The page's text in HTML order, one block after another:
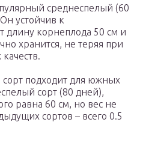
среднеспелый (60
устойчив к
длину корнеплода 50 см и
хранится, не теряя при
подходит для южных
сорт (80 дней),
равна 60 см, но вес не
сортов – всего 0.5